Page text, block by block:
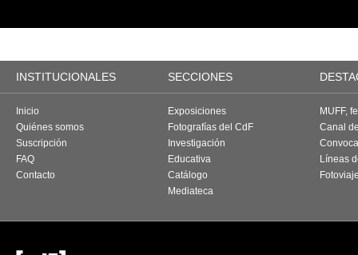
INSTITUCIONALES SECCIONES
Inicio
Quiénes somos
Suscripción
FAQ
Contacto
Exposiciones
Fotografías del CdF
Investigación
Educativa
Catálogo
Mediateca
MUFF,
Canal
Líneas